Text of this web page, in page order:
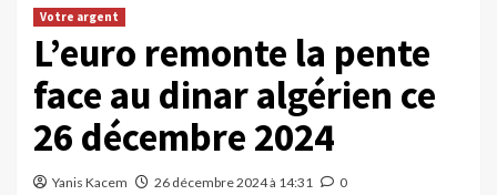
Votre argent
L’euro remonte la pente
face au dinar algérien ce
26 décembre 2024
Yanis Kacem 26 décembre 2024 à 14:31 0